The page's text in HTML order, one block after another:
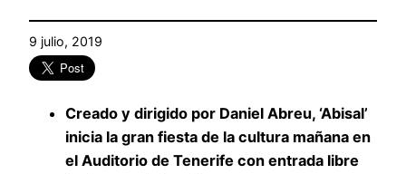
9 julio, 2019
Creado y dirigido por Daniel Abreu, ‘Abisal’
inicia la gran fiesta de la cultura mañana en
el Auditorio de Tenerife con entrada libre